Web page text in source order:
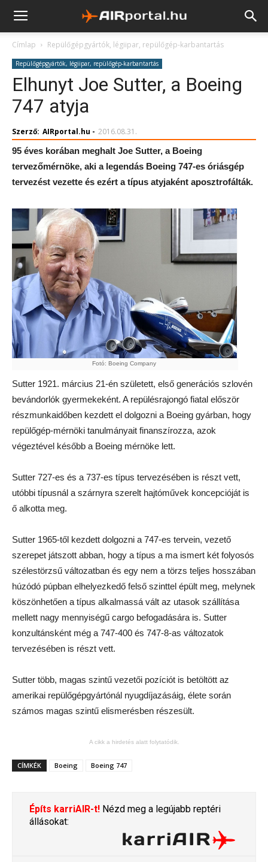
Címlap Repülőgépgyártók, légiipar, repülőgép-karbantartás
Repülőgépgyártók, légiipar, repülőgép-karbantartás
Elhunyt Joe Sutter, a Boeing
747 atyja
Szerző: AIRportal.hu - 2016.08.31.
95 éves korában meghalt Joe Sutter, a Boeing
tervezőmérnöke, aki a legendás Boeing 747-es óriásgép
tervezést vezette és ezért a típus atyjaként aposztrofálták.
Fotó: Boeing Company
Sutter 1921. március 21-én született, első generációs szlovén
bevándorlók gyermekeként. A repülésrajongó fiatal először
részmunkaidőben kezdett el dolgozni a Boeing gyárban, hogy
repülőgép-mérnöki tanulmányait finanszírozza, azok
végeztével később a Boeing mérnöke lett.
Sutter 727-es és a 737-es típus tervezésében is részt vett,
utóbbi típusnál a szárnyra szerelt hajtóművek koncepcióját is
ő alkotta meg.
Sutter 1965-től kezdett dolgozni a 747-es tervein, vezető
szerepet játszott abban, hogy a típus a ma ismert két folyosós
szélestörzsű változatban és egy nem a törzs teljes hosszában
húzódó púpban elhelyezkedő felső szinttel épült meg, melynek
köszönhetően a típus alkalmassá vált az utasok szállítása
mellett nagy mennyiségű cargo befogadására is. Sutter
konzultánsként még a 747-400 és 747-8-as változatok
tervezésében is részt vett.
Sutter több, magas szintű vezetői pozíciót is betöltött az
amerikai repülőgépgyártónál nyugdíjazásáig, élete során
számos magas szintű elismerésben részesült.
A cikk a hirdetés alatt folytatódik.
CÍMKÉK Boeing Boeing 747
Építs karriAIR-t! Nézd meg a legújabb reptéri
állásokat: